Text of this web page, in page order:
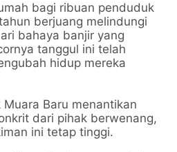
bagi ribuan penduduk
berjuang melindungi
bahaya banjir yang
tanggul ini telah
hidup mereka
Baru menantikan
dari pihak berwenang,
ini tetap tinggi.